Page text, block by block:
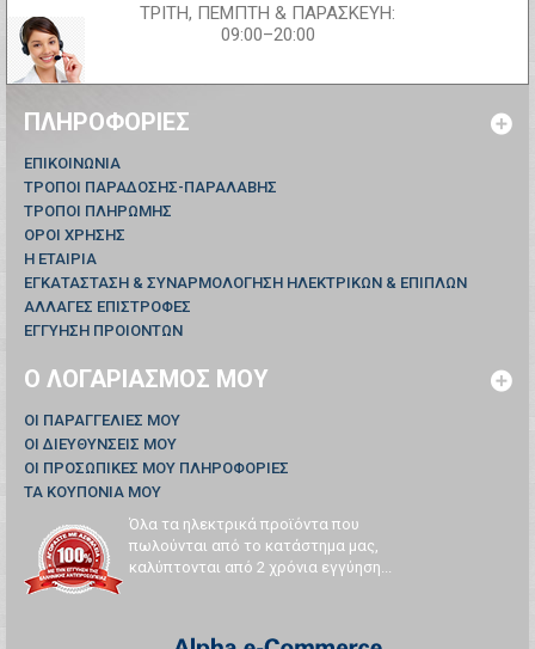
ΤΡΙΤΗ, ΠΕΜΠΤΗ & ΠΑΡΑΣΚΕΥΗ:
09:00–20:00
ΠΛΗΡΟΦΟΡΊΕΣ
ΕΠΙΚΟΙΝΩΝΊΑ
ΤΡΟΠΟΙ ΠΑΡΑΔΟΣΗΣ-ΠΑΡΑΛΑΒΗΣ
ΤΡΟΠΟΙ ΠΛΗΡΩΜΗΣ
ΟΡΟΙ ΧΡΗΣΗΣ
Η ΕΤΑΙΡΙΑ
ΕΓΚΑΤΑΣΤΑΣΗ & ΣΥΝΑΡΜΟΛΟΓΗΣΗ ΗΛΕΚΤΡΙΚΩΝ & ΕΠΙΠΛΩΝ
ΑΛΛΑΓΕΣ ΕΠΙΣΤΡΟΦΕΣ
ΕΓΓΥΗΣΗ ΠΡΟΙΟΝΤΩΝ
Ο ΛΟΓΑΡΙΑΣΜΌΣ ΜΟΥ
ΟΙ ΠΑΡΑΓΓΕΛΊΕΣ ΜΟΥ
ΟΙ ΔΙΕΥΘΎΝΣΕΙΣ ΜΟΥ
ΟΙ ΠΡΟΣΩΠΙΚΈΣ ΜΟΥ ΠΛΗΡΟΦΟΡΊΕΣ
ΤΑ ΚΟΥΠΌΝΙΑ ΜΟΥ
Όλα τα ηλεκτρικά προϊόντα που
πωλούνται από το κατάστημα μας,
καλύπτονται από 2 χρόνια εγγύηση...